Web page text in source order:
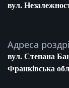
вул.
Адреса
вул. Степана
Франківська